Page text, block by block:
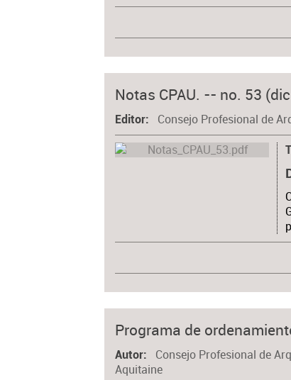
Notas CPAU. -- no. 53
Editor Consejo Profesional de
Programa de
Autor Consejo Profesional de
Aquitaine